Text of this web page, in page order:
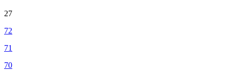
27
72
71
70